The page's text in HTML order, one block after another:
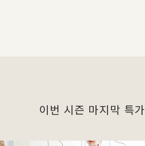
이번 시즌 마지막 특가